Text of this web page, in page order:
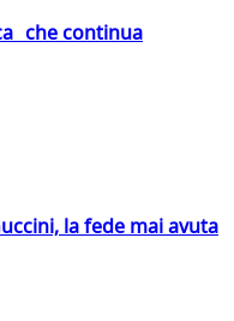
che continua
la fede mai avuta